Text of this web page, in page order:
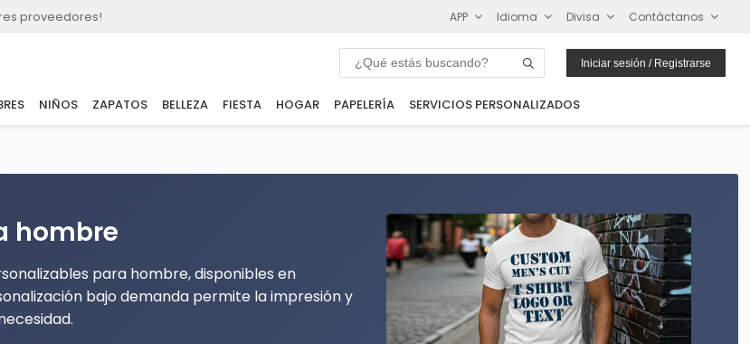
proveedores! APP Idioma Divisa Contáctanos
Iniciar sesión / Registrarse
NIÑOS ZAPATOS BELLEZA FIESTA HOGAR PAPELERÍA SERVICIOS PERSONALIZADOS
hombre
para hombre, disponibles en
bajo demanda permite la impresión y